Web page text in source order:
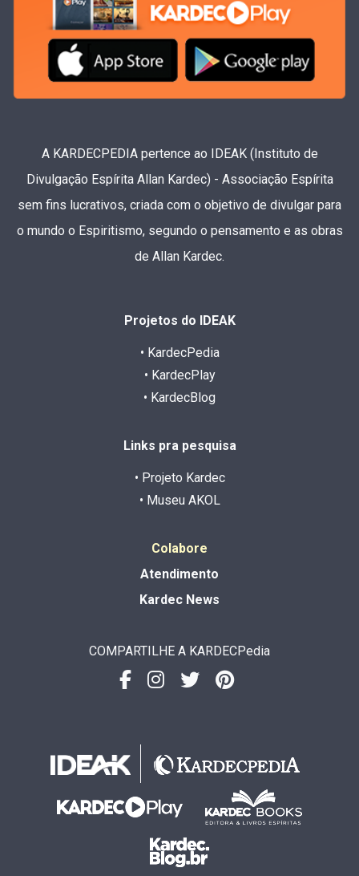
A KARDECPEDIA pertence ao IDEAK (Instituto de
Divulgação Espírita Allan Kardec) - Associação Espírita
sem fins lucrativos, criada com o objetivo de divulgar para
o mundo o Espiritismo, segundo o pensamento e as obras
de Allan Kardec.
Projetos do IDEAK
• KardecPedia
• KardecPlay
• KardecBlog
Links pra pesquisa
• Projeto Kardec
• Museu AKOL
Colabore
Atendimento
Kardec News
COMPARTILHE A KARDECPedia